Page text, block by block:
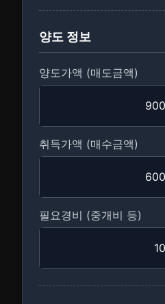
양도 정보
양도가액 (매도금액)
취득가액 (매수금액)
필요경비 (중개비 등)